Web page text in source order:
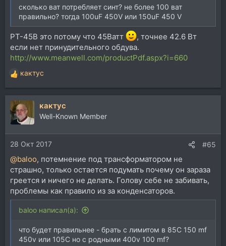
сколько ват потребляет синт? не более 100 ват
правильно? тогда 100uF 450V или 150uF 450 V
РТ-45В это потому что 45Ватт
, точнее 42.6 Вт
если нет принудительного обдува.
http://www.meanwell.com/productPdf.aspx?i=660
Р
е
а
к
ц
и
и
:
кактус
кактус
Well-Known Member
28 Окт 2017 #65
@baloo, потемнение под трансформатором не
страшно, только остается подумать почему он зараза
греется и ничего не делать. Голову себе не забивать,
проблемы как правило из за конденсаторов.
baloo написал(а):
что будет правильнее - брать с лимитом в 85С 150 mf
450v или 105С но с родными 400v 100 mf?